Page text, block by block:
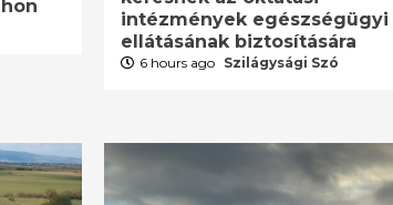
intézmények egészségügyi
ellátásának biztosítására
6 hours ago Szilágysági Szó